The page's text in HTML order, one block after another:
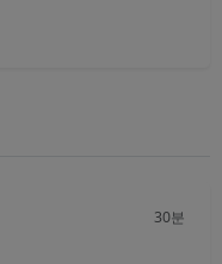
30분